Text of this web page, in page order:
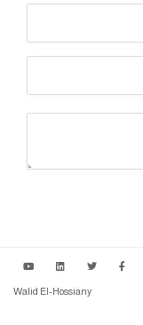
Walid El-Hossiany